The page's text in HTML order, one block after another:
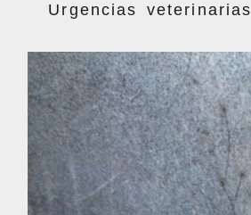
Urgencias veterinarias
Previous